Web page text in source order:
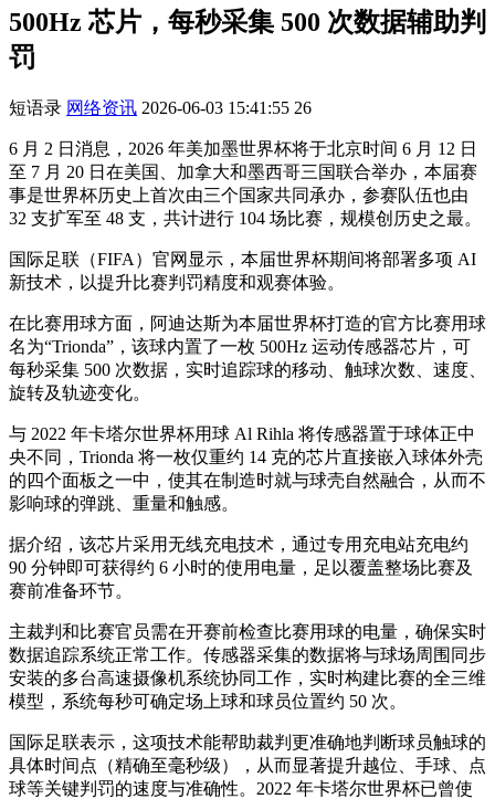
500Hz 芯片，每秒采集 500 次数据辅助判
罚
短语录 网络资讯 2026-06-03 15:41:55 26
6 月 2 日消息，2026 年美加墨世界杯将于北京时间 6 月 12 日
至 7 月 20 日在美国、加拿大和墨西哥三国联合举办，本届赛
事是世界杯历史上首次由三个国家共同承办，参赛队伍也由
32 支扩军至 48 支，共计进行 104 场比赛，规模创历史之最。
国际足联（FIFA）官网显示，本届世界杯期间将部署多项 AI
新技术，以提升比赛判罚精度和观赛体验。
在比赛用球方面，阿迪达斯为本届世界杯打造的官方比赛用球
名为“Trionda”，该球内置了一枚 500Hz 运动传感器芯片，可
每秒采集 500 次数据，实时追踪球的移动、触球次数、速度、
旋转及轨迹变化。
与 2022 年卡塔尔世界杯用球 Al Rihla 将传感器置于球体正中
央不同，Trionda 将一枚仅重约 14 克的芯片直接嵌入球体外壳
的四个面板之一中，使其在制造时就与球壳自然融合，从而不
影响球的弹跳、重量和触感。
据介绍，该芯片采用无线充电技术，通过专用充电站充电约
90 分钟即可获得约 6 小时的使用电量，足以覆盖整场比赛及
赛前准备环节。
主裁判和比赛官员需在开赛前检查比赛用球的电量，确保实时
数据追踪系统正常工作。传感器采集的数据将与球场周围同步
安装的多台高速摄像机系统协同工作，实时构建比赛的全三维
模型，系统每秒可确定场上球和球员位置约 50 次。
国际足联表示，这项技术能帮助裁判更准确地判断球员触球的
具体时间点（精确至毫秒级），从而显著提升越位、手球、点
球等关键判罚的速度与准确性。2022 年卡塔尔世界杯已曾使